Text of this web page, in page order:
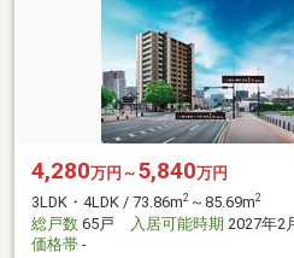
4,280万円～ 5,840万円
3LDK・4LDK / 73.86m2 ～85.69m2
総戸数 65戸 入居可能時期 2027年2
価格帯 -